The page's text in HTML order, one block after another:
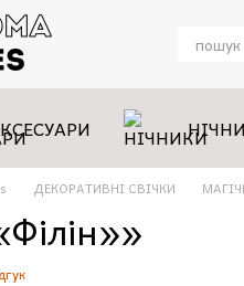
ДЕКОРАТИВНІ СВІЧКИ